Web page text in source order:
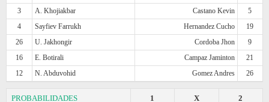
3
A. Khojiakbar Castano Kevin
5
4
Sayfiev Farrukh Hernandez Cucho
19
26
U. Jakhongir Cordoba Jhon
9
16
E. Botirali Campaz Jaminton
21
12
N. Abduvohid Gomez Andres 26
PROBABILIDADES 2
X
1